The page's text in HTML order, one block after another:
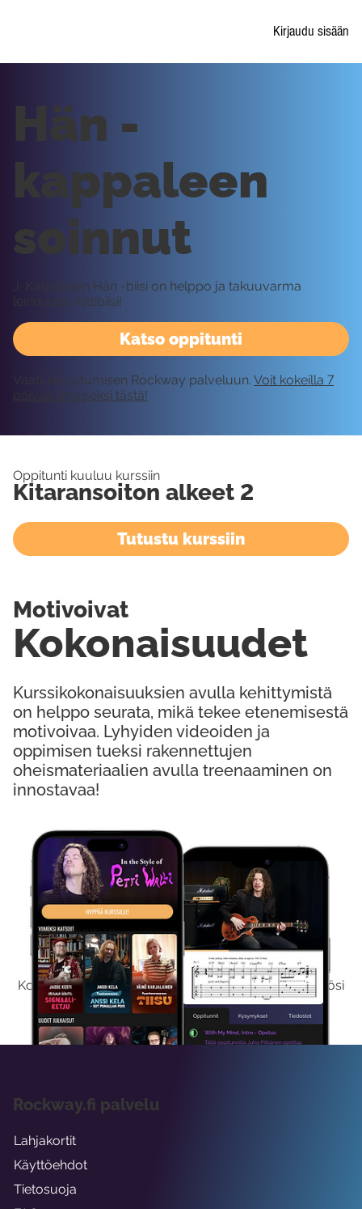
Kirjaudu sisään
Kokeile Ilmaiseksi
Kokeilemalla ilmaiseksi saat koko sisältömme käyttöösi
viikon ajaksi.
Katso oppitunti
Hän -
kappaleen
soinnut
J. Karjalaisen Hän -biisi on helppo ja takuuvarma
leirinuotio-hittibiisi!
Vaatii kirjautumisen Rockway palveluun. Voit kokeilla 7
päivää ilmaiseksi tästä!
Oppitunti kuuluu kurssiin
Kitaransoiton alkeet 2
Tutustu kurssiin
Kurssikokonaisuuksien avulla kehittymistä
on helppo seurata, mikä tekee etenemisestä
motivoivaa. Lyhyiden videoiden ja
oppimisen tueksi rakennettujen
oheismateriaalien avulla treenaaminen on
innostavaa!
Kokonaisuudet
Motivoivat
Rockway.fi palvelu
Lahjakortit
Käyttöehdot
Tietosuoja